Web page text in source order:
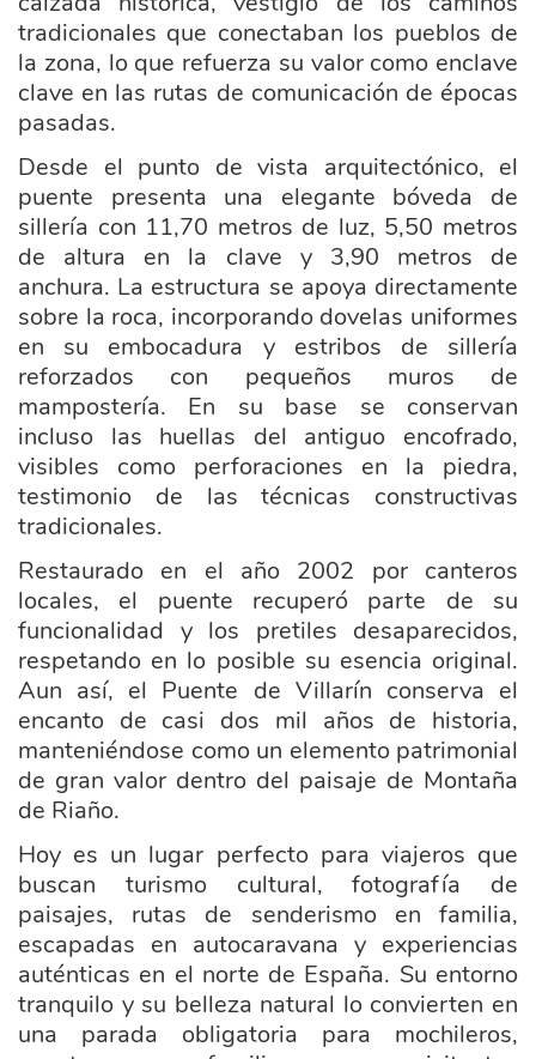
tradicionales que conectaban los pueblos de
la zona, lo que refuerza su valor como enclave
clave en las rutas de comunicación de épocas
pasadas.
Desde el punto de vista arquitectónico, el
puente presenta una elegante bóveda de
sillería con 11,70 metros de luz, 5,50 metros
de altura en la clave y 3,90 metros de
anchura. La estructura se apoya directamente
sobre la roca, incorporando dovelas uniformes
en su embocadura y estribos de sillería
reforzados con pequeños muros de
mampostería. En su base se conservan
incluso las huellas del antiguo encofrado,
visibles como perforaciones en la piedra,
testimonio de las técnicas constructivas
tradicionales.
Restaurado en el año 2002 por canteros
locales, el puente recuperó parte de su
funcionalidad y los pretiles desaparecidos,
respetando en lo posible su esencia original.
Aun así, el Puente de Villarín conserva el
encanto de casi dos mil años de historia,
manteniéndose como un elemento patrimonial
de gran valor dentro del paisaje de Montaña
de Riaño.
Hoy es un lugar perfecto para viajeros que
buscan turismo cultural, fotografía de
paisajes, rutas de senderismo en familia,
escapadas en autocaravana y experiencias
auténticas en el norte de España. Su entorno
tranquilo y su belleza natural lo convierten en
una parada obligatoria para mochileros,